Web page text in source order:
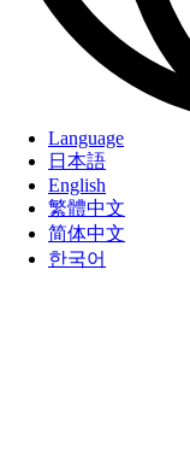
Language
日本語
English
繁體中文
简体中文
한국어